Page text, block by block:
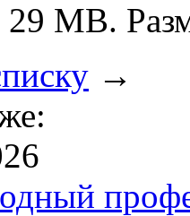
MB.
→